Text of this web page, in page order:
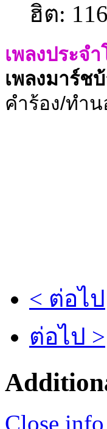
ฮิต:
เพลงประจำ
เพลงมาร์ช
คำร้อง/ทำ
< ต่อไป
ต่อไป >
Close info